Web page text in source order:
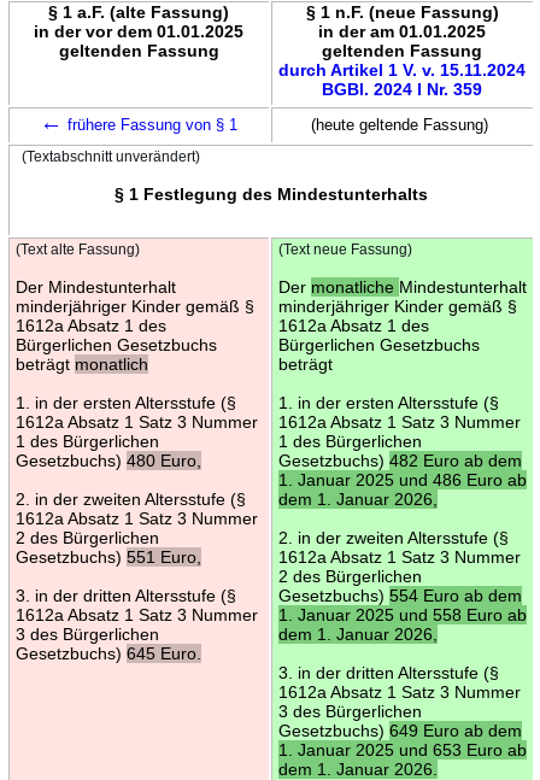
§ 1 a.F. (alte Fassung)
in der vor dem 01.01.2025
geltenden Fassung
§ 1 n.F. (neue Fassung)
in der am 01.01.2025
geltenden Fassung
durch Artikel 1 V. v. 15.11.2024
BGBl. 2024 I Nr. 359
← frühere Fassung von § 1 (heute geltende Fassung)
(Textabschnitt unverändert)
§ 1 Festlegung des Mindestunterhalts
(Text alte Fassung)
Der Mindestunterhalt
minderjähriger Kinder gemäß §
1612a Absatz 1 des
Bürgerlichen Gesetzbuchs
beträgt monatlich
1. in der ersten Altersstufe (§
1612a Absatz 1 Satz 3 Nummer
1 des Bürgerlichen
Gesetzbuchs) 480 Euro,
2. in der zweiten Altersstufe (§
1612a Absatz 1 Satz 3 Nummer
2 des Bürgerlichen
Gesetzbuchs) 551 Euro,
3. in der dritten Altersstufe (§
1612a Absatz 1 Satz 3 Nummer
3 des Bürgerlichen
Gesetzbuchs) 645 Euro.
(Text neue Fassung)
Der monatliche Mindestunterhalt
minderjähriger Kinder gemäß §
1612a Absatz 1 des
Bürgerlichen Gesetzbuchs
beträgt
1. in der ersten Altersstufe (§
1612a Absatz 1 Satz 3 Nummer
1 des Bürgerlichen
Gesetzbuchs) 482 Euro ab dem
1. Januar 2025 und 486 Euro ab
dem 1. Januar 2026,
2. in der zweiten Altersstufe (§
1612a Absatz 1 Satz 3 Nummer
2 des Bürgerlichen
Gesetzbuchs) 554 Euro ab dem
1. Januar 2025 und 558 Euro ab
dem 1. Januar 2026,
3. in der dritten Altersstufe (§
1612a Absatz 1 Satz 3 Nummer
3 des Bürgerlichen
Gesetzbuchs) 649 Euro ab dem
1. Januar 2025 und 653 Euro ab
dem 1. Januar 2026.